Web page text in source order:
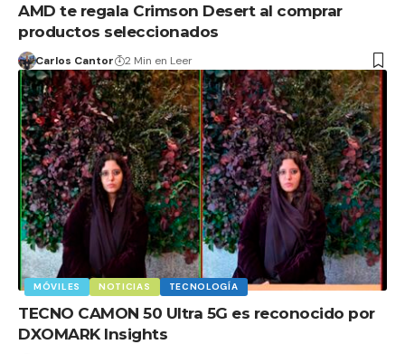
AMD te regala Crimson Desert al comprar
productos seleccionados
Carlos Cantor 2 Min en Leer
MÓVILES NOTICIAS TECNOLOGÍA
TECNO CAMON 50 Ultra 5G es reconocido por
DXOMARK Insights